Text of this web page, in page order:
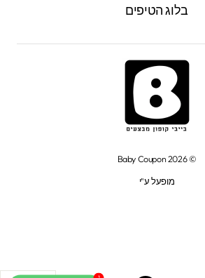
בלוג הטיפים
© 2026 Baby Coupon
מופעל ע"י